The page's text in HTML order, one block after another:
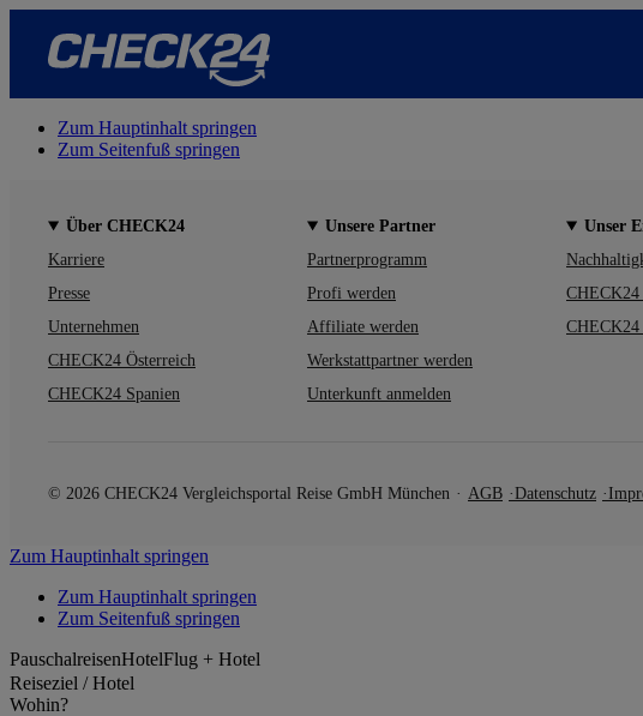
Zum Hauptinhalt springen
Zum Seitenfuß springen
Über CHECK24
Karriere
Presse
Unternehmen
CHECK24 Österreich
CHECK24 Spanien
Unsere Partner
Partnerprogramm
Profi werden
Affiliate werden
Werkstattpartner werden
Unterkunft anmelden
Unser
CHECK24
CHECK24
© 2026 CHECK24 Vergleichsportal Reise GmbH München AGB Datenschutz
Zum Hauptinhalt springen
Zum Hauptinhalt springen
Zum Seitenfuß springen
PauschalreisenHotelFlug + Hotel
Reiseziel / Hotel
Wohin?